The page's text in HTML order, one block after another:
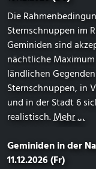
Die
Sternschnuppen im
Geminiden sind
nächtliche
ländlichen
Sternschnuppen, in
und in der Stadt 6
realistisch.Mehr …
Geminiden in der
11.12.2026 (Fr)